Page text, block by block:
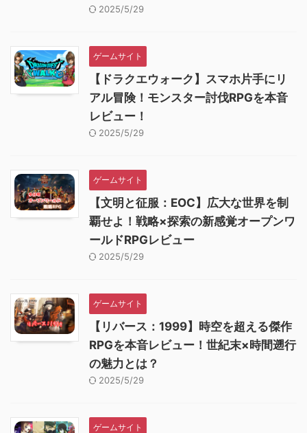
2025/5/29
ゲームサイト
【ドラクエウォーク】スマホ片手にリ
アル冒険！モンスター討伐RPGを本音
レビュー！
2025/5/29
ゲームサイト
【文明と征服：EOC】広大な世界を制
覇せよ！戦略×探索の新感覚オープンワ
ールドRPGレビュー
2025/5/29
ゲームサイト
【リバース：1999】時空を超える傑作
RPGを本音レビュー！世紀末×時間遡行
の魅力とは？
2025/5/29
ゲームサイト